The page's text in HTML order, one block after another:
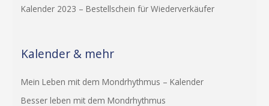
cKalender 2023 – Bestellschein für Wiederverkäufer
Kalender & mehr
Mein Leben mit dem Mondrhythmus – Kalender
Besser leben mit dem Mondrhythmus